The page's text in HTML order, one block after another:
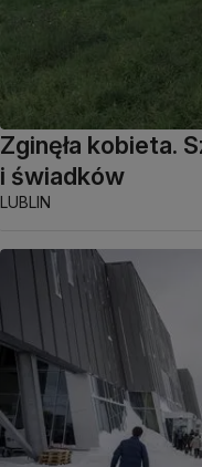
Zginęła kobieta.
i świadków
LUBLIN